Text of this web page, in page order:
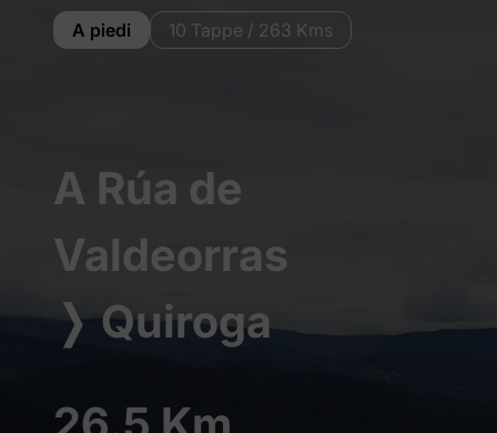
A piedi 10 Tappe / 263 Kms
A Rúa de
Valdeorras
❭Quiroga